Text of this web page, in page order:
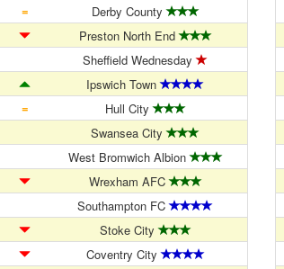
=
Derby County
Preston North End
Sheffield Wednesday
Ipswich Town
=
Hull City
Swansea City
West Bromwich Albion
Wrexham AFC
Southampton FC
Stoke City
Coventry City